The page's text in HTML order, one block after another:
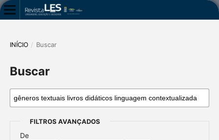
INÍCIO / Buscar
Buscar
FILTROS AVANÇADOS
De